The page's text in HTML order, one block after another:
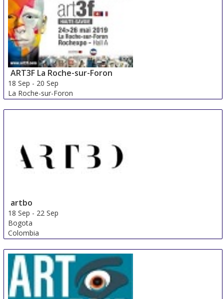
ART3F La Roche-sur-Foron
18 Sep - 20 Sep
La Roche-sur-Foron
artbo
18 Sep - 22 Sep
Bogota
Colombia